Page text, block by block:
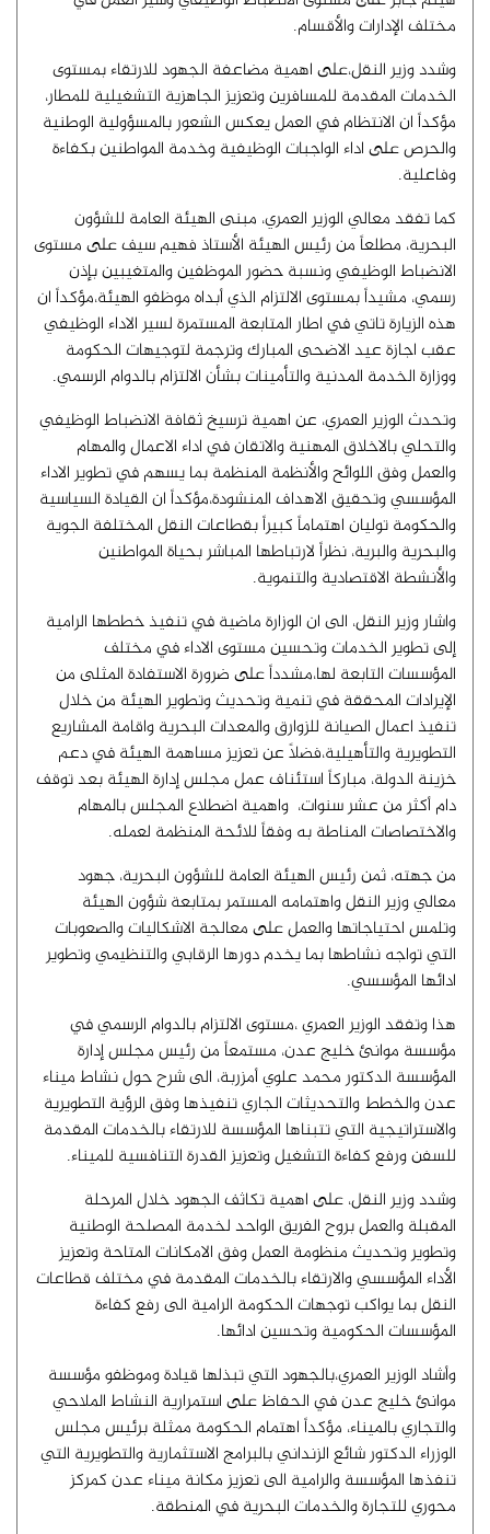
مختلف الإدارات والأقسام.
وشدد وزير النقل،على اهمية مضاعفة الجهود للارتقاء بمستوى
الخدمات المقدمة للمسافرين وتعزيز الجاهزية التشغيلية للمطار،
مؤكداً ان الانتظام في العمل يعكس الشعور بالمسؤولية الوطنية
والحرص على اداء الواجبات الوظيفية وخدمة المواطنين بكفاءة
وفاعلية.
كما تفقد معالي الوزير العمري، مبنى الهيئة العامة للشؤون
البحرية، مطلعاً من رئيس الهيئة الأستاذ فهيم سيف على مستوى
الانضباط الوظيفي ونسبة حضور الموظفين والمتغيبين بإذن
رسمي، مشيداً بمستوى الالتزام الذي أبداه موظفو الهيئة،مؤكداً ان
هذه الزيارة تاتي في اطار المتابعة المستمرة لسير الاداء الوظيفي
عقب اجازة عيد الاضحى المبارك وترجمة لتوجيهات الحكومة
ووزارة الخدمة المدنية والتأمينات بشأن الالتزام بالدوام الرسمي.
وتحدث الوزير العمري، عن اهمية ترسيخ ثقافة الانضباط الوظيفي
والتحلي بالاخلاق المهنية والاتقان في اداء الاعمال والمهام
والعمل وفق اللوائح والأنظمة المنظمة بما يسهم في تطوير الاداء
المؤسسي وتحقيق الاهداف المنشودة،مؤكداً ان القيادة السياسية
والحكومة توليان اهتماماً كبيراً بقطاعات النقل المختلفة الجوية
والبحرية والبرية، نظراً لارتباطها المباشر بحياة المواطنين
والأنشطة الاقتصادية والتنموية.
واشار وزير النقل، الى ان الوزارة ماضية في تنفيذ خططها الرامية
إلى تطوير الخدمات وتحسين مستوى الاداء في مختلف
المؤسسات التابعة لها،مشدداً على ضرورة الاستفادة المثلى من
الإيرادات المحققة في تنمية وتحديث وتطوير الهيئة من خلال
تنفيذ اعمال الصيانة للزوارق والمعدات البحرية واقامة المشاريع
التطويرية والتأهيلية،فضلاً عن تعزيز مساهمة الهيئة في دعم
خزينة الدولة، مباركاً استئناف عمل مجلس إدارة الهيئة بعد توقف
دام أكثر من عشر سنوات، واهمية اضطلاع المجلس بالمهام
والاختصاصات المناطة به وفقاً للائحة المنظمة لعمله.
من جهته، ثمن رئيس الهيئة العامة للشؤون البحرية، جهود
معالي وزير النقل واهتمامه المستمر بمتابعة شؤون الهيئة
وتلمس احتياجاتها والعمل على معالجة الاشكاليات والصعوبات
التي تواجه نشاطها بما يخدم دورها الرقابي والتنظيمي وتطوير
ادائها المؤسسي.
هذا وتفقد الوزير العمري ،مستوى الالتزام بالدوام الرسمي في
مؤسسة موانئ خليج عدن، مستمعاً من رئيس مجلس إدارة
المؤسسة الدكتور محمد علوي أمزربة، الى شرح حول نشاط ميناء
عدن والخطط والتحديثات الجاري تنفيذها وفق الرؤية التطويرية
والاستراتيجية التي تتبناها المؤسسة للارتقاء بالخدمات المقدمة
للسفن ورفع كفاءة التشغيل وتعزيز القدرة التنافسية للميناء.
وشدد وزير النقل، على اهمية تكاثف الجهود خلال المرحلة
المقبلة والعمل بروح الفريق الواحد لخدمة المصلحة الوطنية
وتطوير وتحديث منظومة العمل وفق الامكانات المتاحة وتعزيز
الأداء المؤسسي والارتقاء بالخدمات المقدمة في مختلف قطاعات
النقل بما يواكب توجهات الحكومة الرامية الى رفع كفاءة
المؤسسات الحكومية وتحسين ادائها.
وأشاد الوزير العمري،بالجهود التي تبذلها قيادة وموظفو مؤسسة
موانئ خليج عدن في الحفاظ على استمرارية النشاط الملاحي
والتجاري بالميناء، مؤكداً اهتمام الحكومة ممثلة برئيس مجلس
الوزراء الدكتور شائع الزنداني بالبرامج الاستثمارية والتطويرية التي
تنفذها المؤسسة والرامية الى تعزيز مكانة ميناء عدن كمركز
محوري للتجارة والخدمات البحرية في المنطقة.